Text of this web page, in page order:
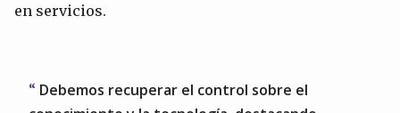
en servicios.
Debemos recuperar el control sobre el